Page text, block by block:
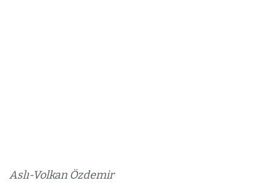
Aslı-Volkan Özdemir